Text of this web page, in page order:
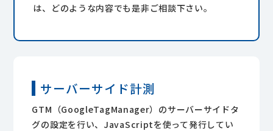
は、どのような内容でも是非ご相談下さい。
サーバーサイド計測
GTM（GoogleTagManager）のサーバーサイドタ
グの設定を行い、JavaScriptを使って発行してい